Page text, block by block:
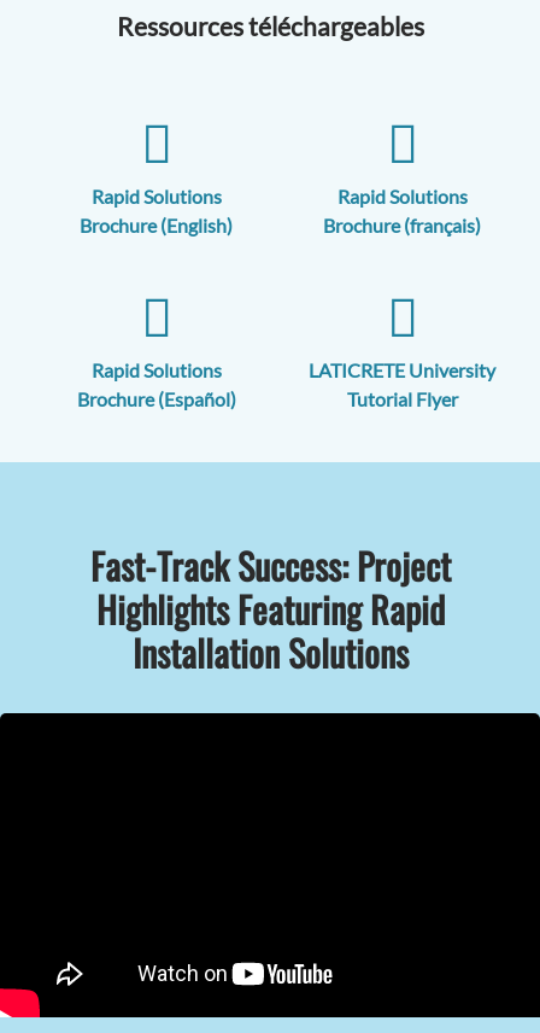
Ressources téléchargeables
Rapid Solutions
Brochure (English)
Rapid Solutions
Brochure (français)
Rapid Solutions
Brochure (Español)
LATICRETE University
Tutorial Flyer
Fast-Track Success: Project
Highlights Featuring Rapid
Installation Solutions